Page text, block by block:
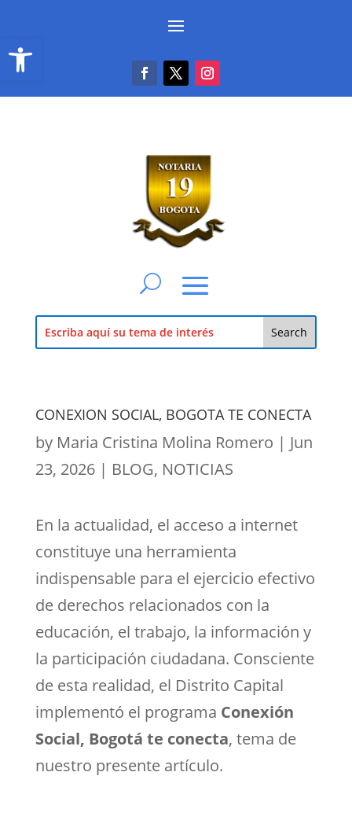
Abrir barra de herramientas
CONEXION SOCIAL, BOGOTA TE CONECTA
by Maria Cristina Molina Romero | Jun
23, 2026| BLOG, NOTICIAS
En la actualidad, el acceso a internet
constituye una herramienta
indispensable para el ejercicio efectivo
de derechos relacionados con la
educación, el trabajo, la información y
la participación ciudadana. Consciente
de esta realidad, el Distrito Capital
implementó el programa Conexión
Social, Bogotá te conecta, tema de
nuestro presente artículo.